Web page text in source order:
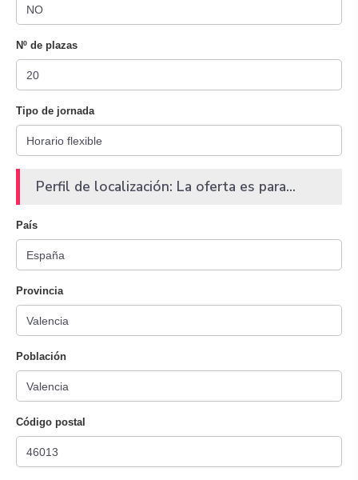
Nº de plazas
Tipo de jornada
Perfil de localización: La oferta es para...
País
Provincia
Población
Código postal